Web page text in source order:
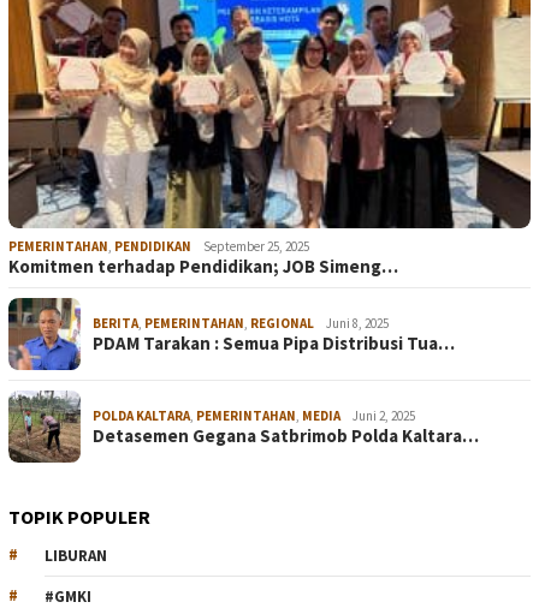
PEMERINTAHAN, PENDIDIKAN September 25, 2025
Komitmen terhadap Pendidikan; JOB Simeng…
BERITA, PEMERINTAHAN, REGIONAL Juni 8, 2025
PDAM Tarakan : Semua Pipa Distribusi Tua…
POLDA KALTARA, PEMERINTAHAN, MEDIA Juni 2, 2025
Detasemen Gegana Satbrimob Polda Kaltara…
TOPIK POPULER
LIBURAN
#GMKI